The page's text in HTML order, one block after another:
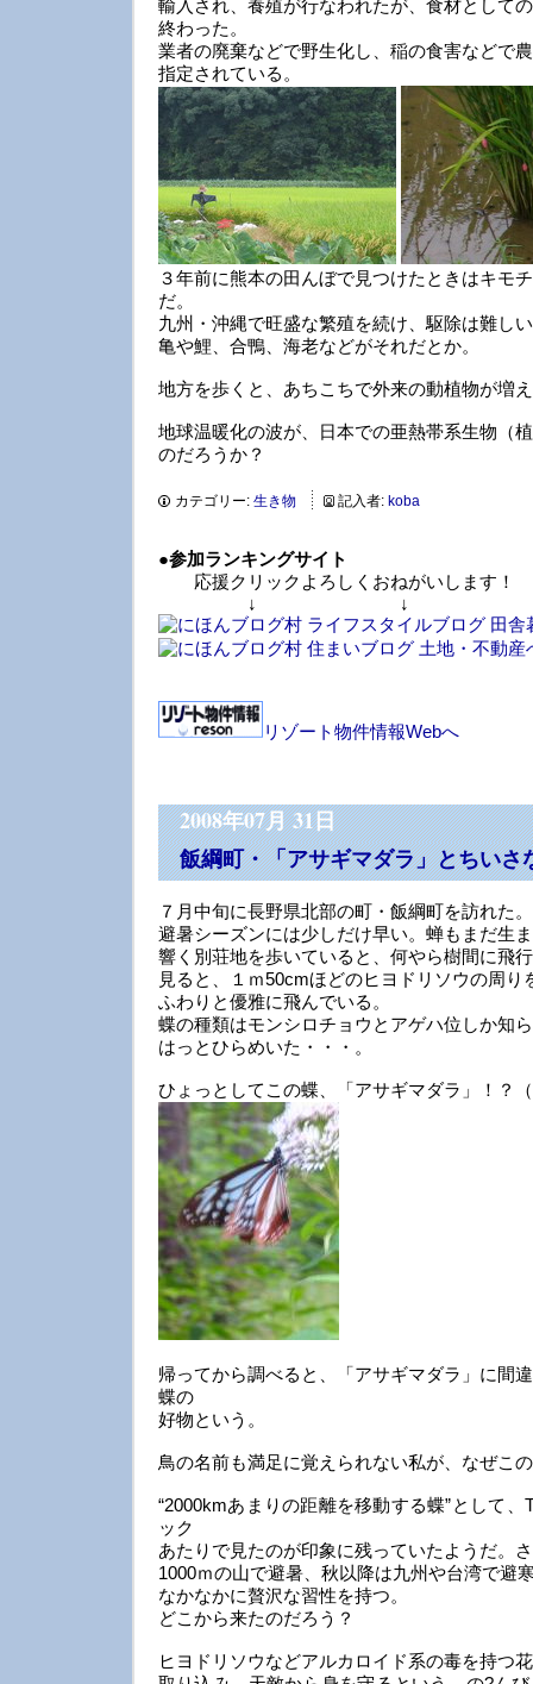
輸入され、養殖が行なわれたが、食材として
終わった。
業者の廃棄などで野生化し、稲の食害などで
指定されている。
３年前に熊本の田んぼで見つけたときはキモ
だ。
九州・沖縄で旺盛な繁殖を続け、駆除は難し
亀や鯉、合鴨、海老などがそれだとか。
地方を歩くと、あちこちで外来の動植物が増
地球温暖化の波が、日本での亜熱帯系生物（
のだろうか？
カテゴリー: 生き物 記入者: koba
●参加ランキングサイト
応援クリックよろしくおねがいします！
↓ ↓
リゾート物件情報Webへ
2008年07月 31日
飯綱町・「アサギマダラ」とちいさ
７月中旬に長野県北部の町・飯綱町を訪れた。
避暑シーズンには少しだけ早い。蝉もまだ生
響く別荘地を歩いていると、何やら樹間に飛
見ると、１ｍ50cmほどのヒヨドリソウの周り
ふわりと優雅に飛んでいる。
蝶の種類はモンシロチョウとアゲハ位しか知
はっとひらめいた・・・。
ひょっとしてこの蝶、「アサギマダラ」！？
帰ってから調べると、「アサギマダラ」に間
蝶の
好物という。
鳥の名前も満足に覚えられない私が、なぜこ
“2000kmあまりの距離を移動する蝶”として
ック
あたりで見たのが印象に残っていたようだ。
1000ｍの山で避暑、秋以降は九州や台湾で避
なかなかに贅沢な習性を持つ。
どこから来たのだろう？
ヒヨドリソウなどアルカロイド系の毒を持つ